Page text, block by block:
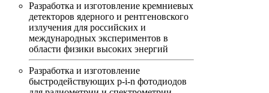
Разработка и изготовление кремниевых
детекторов ядерного и рентгеновского
излучения для российских и
международных экспериментов в
области физики высоких энергий
Разработка и изготовление
быстродействующих p-i-n фотодиодов